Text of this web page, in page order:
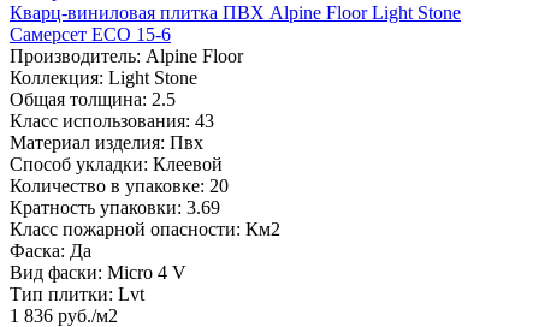
Кварц-виниловая плитка ПВХ Alpine Floor Light Stone
Самерсет ECO 15-6
Производитель: Alpine Floor
Коллекция: Light Stone
Общая толщина: 2.5
Класс использования: 43
Материал изделия: Пвх
Способ укладки: Клеевой
Количество в упаковке: 20
Кратность упаковки: 3.69
Класс пожарной опасности: Км2
Фаска: Да
Вид фаски: Micro 4 V
Тип плитки: Lvt
1 836 руб./м2